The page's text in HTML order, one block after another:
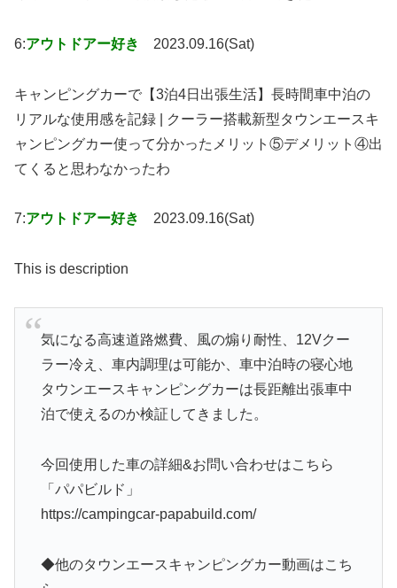
6:アウトドアー好き 2023.09.16(Sat)
キャンピングカーで【3泊4日出張生活】長時間車中泊の
リアルな使用感を記録 | クーラー搭載新型タウンエースキ
ャンピングカー使って分かったメリット⑤デメリット④出
てくると思わなかったわ
7:アウトドアー好き 2023.09.16(Sat)
This is description
気になる高速道路燃費、風の煽り耐性、12Vクー
ラー冷え、車内調理は可能か、車中泊時の寝心地
タウンエースキャンピングカーは長距離出張車中
泊で使えるのか検証してきました。
今回使用した車の詳細&お問い合わせはこちら
「パパビルド」
https://campingcar-papabuild.com/
◆他のタウンエースキャンピングカー動画はこち